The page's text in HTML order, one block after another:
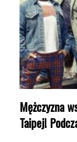
Mężczyzna
Taipej!